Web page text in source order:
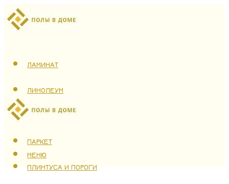
ЛАМИНАТ
ЛИНОЛЕУМ
ТЕПЛЫЙ ПОЛ
ПАРКЕТ
ПЛИНТУСА И ПОРОГИ
МЕНЮ